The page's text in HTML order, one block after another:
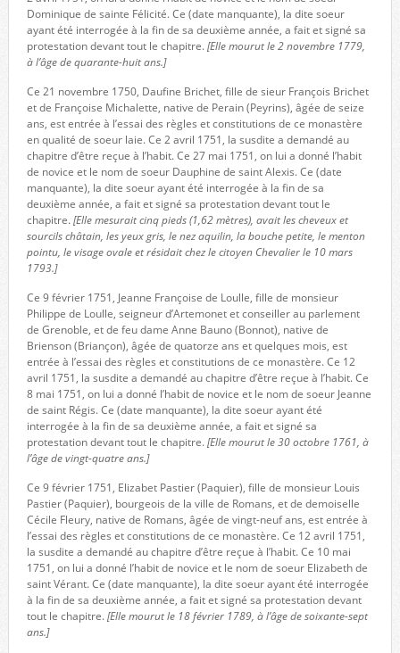
Dominique de sainte Félicité. Ce (date manquante), la dite soeur
ayant été interrogée à la fin de sa deuxième année, a fait et signé sa
protestation devant tout le chapitre.[Elle mourut le 2 novembre 1779,
à l’âge de quarante-huit ans.]
Ce 21 novembre 1750, Daufine Brichet, fille de sieur François Brichet
et de Françoise Michalette, native de Perain (Peyrins), âgée de seize
ans, est entrée à l’essai des règles et constitutions de ce monastère
en qualité de soeur laie. Ce 2 avril 1751, la susdite a demandé au
chapitre d’être reçue à l’habit. Ce 27 mai 1751, on lui a donné l’habit
de novice et le nom de soeur Dauphine de saint Alexis. Ce (date
manquante), la dite soeur ayant été interrogée à la fin de sa
deuxième année, a fait et signé sa protestation devant tout le
chapitre.[Elle mesurait cinq pieds (1,62 mètres), avait les cheveux et
sourcils châtain, les yeux gris, le nez aquilin, la bouche petite, le menton
pointu, le visage ovale et résidait chez le citoyen Chevalier le 10 mars
1793.]
Ce 9 février 1751, Jeanne Françoise de Loulle, fille de monsieur
Philippe de Loulle, seigneur d’Artemonet et conseiller au parlement
de Grenoble, et de feu dame Anne Bauno (Bonnot), native de
Brienson (Briançon), âgée de quatorze ans et quelques mois, est
entrée à l’essai des règles et constitutions de ce monastère. Ce 12
avril 1751, la susdite a demandé au chapitre d’être reçue à l’habit. Ce
8 mai 1751, on lui a donné l’habit de novice et le nom de soeur Jeanne
de saint Régis. Ce (date manquante), la dite soeur ayant été
interrogée à la fin de sa deuxième année, a fait et signé sa
protestation devant tout le chapitre.[Elle mourut le 30 octobre 1761, à
l’âge de vingt-quatre ans.]
Ce 9 février 1751, Elizabet Pastier (Paquier), fille de monsieur Louis
Pastier (Paquier), bourgeois de la ville de Romans, et de demoiselle
Cécile Fleury, native de Romans, âgée de vingt-neuf ans, est entrée à
l’essai des règles et constitutions de ce monastère. Ce 12 avril 1751,
la susdite a demandé au chapitre d’être reçue à l’habit. Ce 10 mai
1751, on lui a donné l’habit de novice et le nom de soeur Elizabeth de
saint Vérant. Ce (date manquante), la dite soeur ayant été interrogée
à la fin de sa deuxième année, a fait et signé sa protestation devant
tout le chapitre.[Elle mourut le 18 février 1789, à l’âge de soixante-sept
ans.]